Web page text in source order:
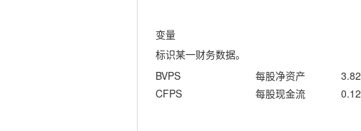
变量
标识某一财务数据。
BVPS
每股净资产 3.82
CFPS
每股现金流 0.12